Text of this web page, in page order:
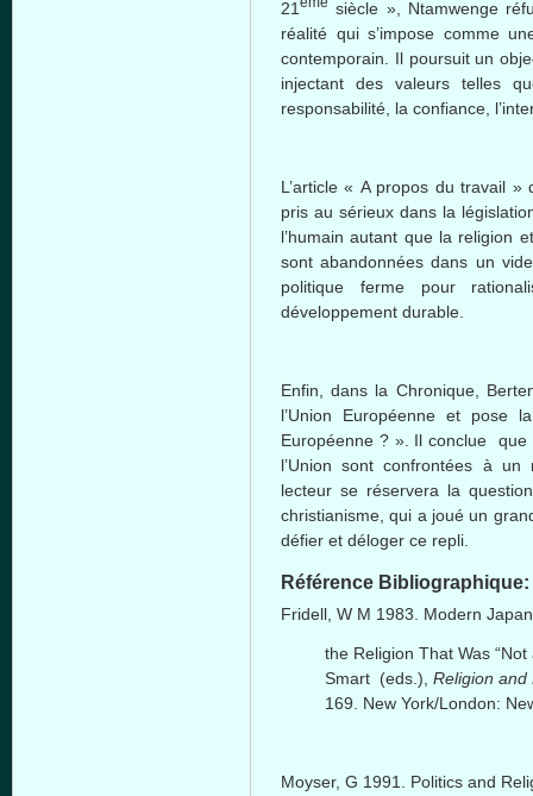
21
siècle », Ntamwenge
réalité qui s’impose comme
contemporain. Il poursuit un
injectant des valeurs telles
responsabilité, la confiance,
L’article « A propos du travail
pris au sérieux dans la
l’humain autant que la religion
sont abandonnées dans un
politique ferme pour
développement durable.
Enfin, dans la Chronique,
l’Union Européenne et pose
Européenne ? ». Il conclue
l’Union sont confrontées à
lecteur se réservera la
christianisme, qui a joué un
défier et déloger ce repli.
Référence Bibliographique:
Fridell , W M 1983. Modern
the Religion That Was
Smart (eds .),Religion and
169. New York/London:
Moyser, G 1991. Politics and